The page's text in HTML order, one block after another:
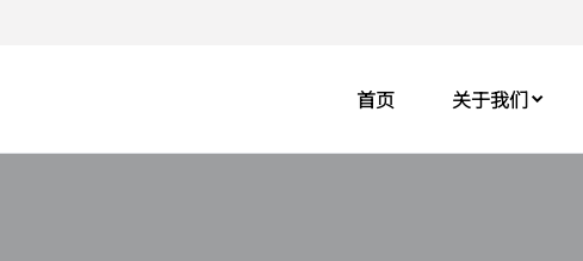
首页 关于我们